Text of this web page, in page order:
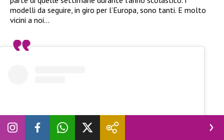
modelli da seguire, in giro per l’Europa, sono tanti. E molto
vicini a noi…